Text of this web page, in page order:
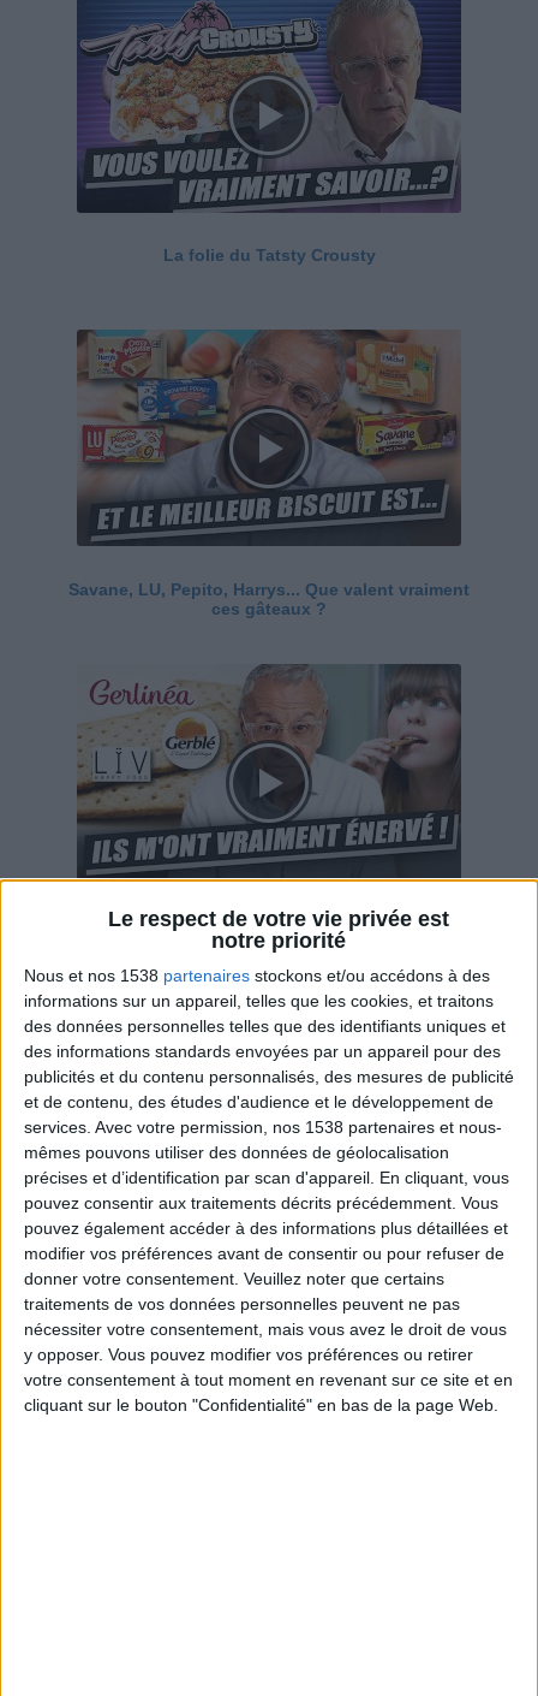
Le respect de votre vie privée est
notre priorité
Nous et nos 1538 partenaires stockons et/ou accédons à des
informations sur un appareil, telles que les cookies, et traitons
des données personnelles telles que des identifiants uniques et
des informations standards envoyées par un appareil pour des
publicités et du contenu personnalisés, des mesures de publicité
et de contenu, des études d'audience et le développement de
services. Avec votre permission, nos 1538 partenaires et nous-
mêmes pouvons utiliser des données de géolocalisation
précises et d’identification par scan d'appareil. En cliquant, vous
pouvez consentir aux traitements décrits précédemment. Vous
pouvez également accéder à des informations plus détaillées et
modifier vos préférences avant de consentir ou pour refuser de
donner votre consentement. Veuillez noter que certains
traitements de vos données personnelles peuvent ne pas
nécessiter votre consentement, mais vous avez le droit de vous
y opposer. Vous pouvez modifier vos préférences ou retirer
votre consentement à tout moment en revenant sur ce site et en
cliquant sur le bouton "Confidentialité" en bas de la page Web.
La folie du Tatsty Crousty
Savane, LU, Pepito, Harrys... Que valent vraiment
ces gâteaux ?
Ces marques diététiques : c'est n'importe quoi !
Webinaires en direct Voir tout
Peut-on remplacer la viande par des féculents ?
Consultation diététique du 05/08/2026